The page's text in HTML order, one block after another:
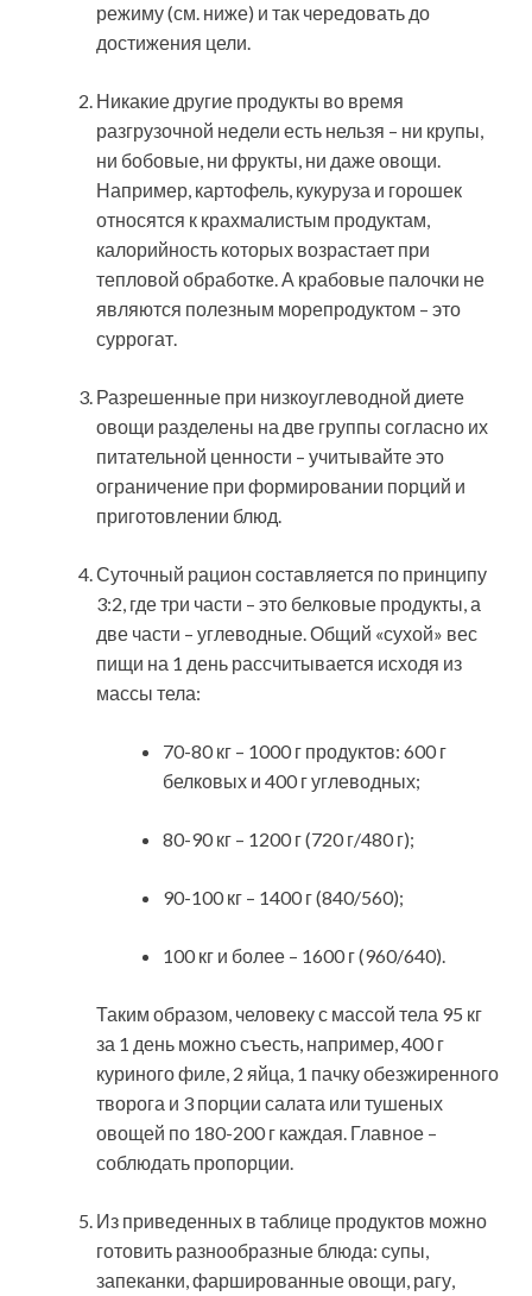
режиму (см. ниже) и так чередовать до
достижения цели.
Никакие другие продукты во время
разгрузочной недели есть нельзя – ни крупы,
ни бобовые, ни фрукты, ни даже овощи.
Например, картофель, кукуруза и горошек
относятся к крахмалистым продуктам,
калорийность которых возрастает при
тепловой обработке. А крабовые палочки не
являются полезным морепродуктом – это
суррогат.
Разрешенные при низкоуглеводной диете
овощи разделены на две группы согласно их
питательной ценности – учитывайте это
ограничение при формировании порций и
приготовлении блюд.
Суточный рацион составляется по принципу
3:2, где три части – это белковые продукты, а
две части – углеводные. Общий «сухой» вес
пищи на 1 день рассчитывается исходя из
массы тела:
70-80 кг – 1000 г продуктов: 600 г
белковых и 400 г углеводных;
80-90 кг – 1200 г (720 г/480 г);
90-100 кг – 1400 г (840/560);
100 кг и более – 1600 г (960/640).
Таким образом, человеку с массой тела 95 кг
за 1 день можно съесть, например, 400 г
куриного филе, 2 яйца, 1 пачку обезжиренного
творога и 3 порции салата или тушеных
овощей по 180-200 г каждая. Главное –
соблюдать пропорции.
Из приведенных в таблице продуктов можно
готовить разнообразные блюда: супы,
запеканки, фаршированные овощи, рагу,